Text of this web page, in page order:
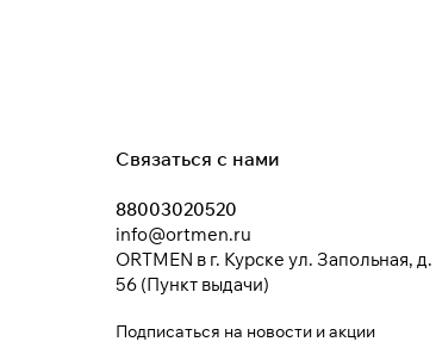
Связаться с нами
88003020520
info@ortmen.ru
ORTMEN в г. Курске ул. Запольная, д.
56 (Пункт выдачи)
Подписаться на новости и акции